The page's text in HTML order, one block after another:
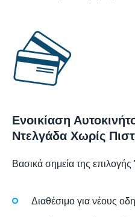
Ενοικίαση
Ντελγάδα Χωρίς
Βασικά σημεία της επιλογής
Διαθέσιμο για νέους